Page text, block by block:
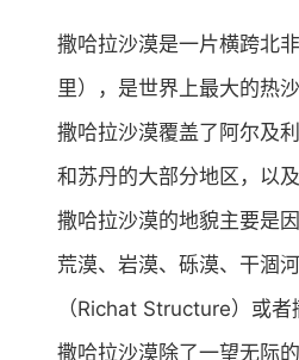
撒哈拉沙漠是一片横跨北
里），是世界上最大的热
撒哈拉沙漠覆盖了阿尔及
和苏丹的大部分地区，以
撒哈拉沙漠的地貌主要是
荒漠、岩漠、砾漠、干涸
（Richat Structure）或
撒哈拉沙漠除了一望无际